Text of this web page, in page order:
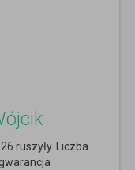
ruszyły. Liczba